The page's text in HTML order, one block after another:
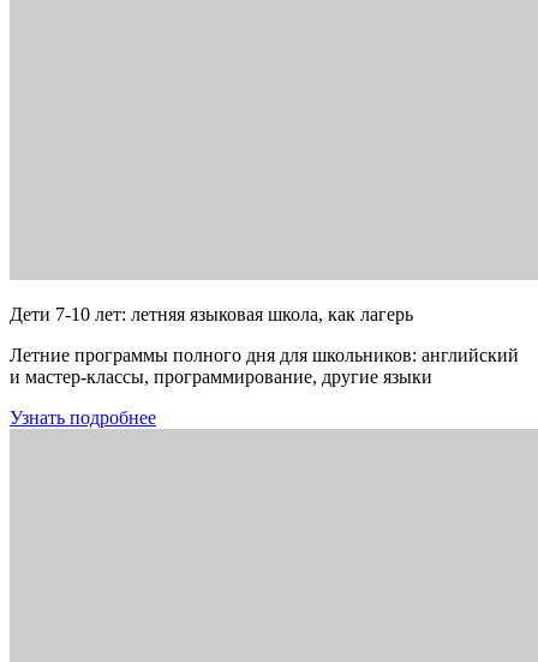
Дети 7-10 лет: летняя языковая школа, как лагерь
Летние программы полного дня для школьников: английский
и мастер-классы, программирование, другие языки
Узнать подробнее